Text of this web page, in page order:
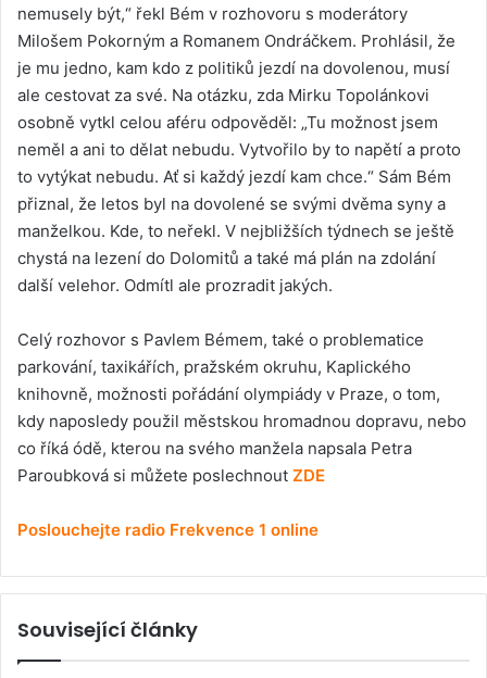
nemusely být,“ řekl Bém v rozhovoru s moderátory
Milošem Pokorným a Romanem Ondráčkem. Prohlásil, že
je mu jedno, kam kdo z politiků jezdí na dovolenou, musí
ale cestovat za své. Na otázku, zda Mirku Topolánkovi
osobně vytkl celou aféru odpověděl: „Tu možnost jsem
neměl a ani to dělat nebudu. Vytvořilo by to napětí a proto
to vytýkat nebudu. Ať si každý jezdí kam chce.“ Sám Bém
přiznal, že letos byl na dovolené se svými dvěma syny a
manželkou. Kde, to neřekl. V nejbližších týdnech se ještě
chystá na lezení do Dolomitů a také má plán na zdolání
další velehor. Odmítl ale prozradit jakých.
Celý rozhovor s Pavlem Bémem, také o problematice
parkování, taxikářích, pražském okruhu, Kaplického
knihovně, možnosti pořádání olympiády v Praze, o tom,
kdy naposledy použil městskou hromadnou dopravu, nebo
co říká ódě, kterou na svého manžela napsala Petra
Paroubková si můžete poslechnout ZDE
Poslouchejte radio Frekvence 1 online
Související články